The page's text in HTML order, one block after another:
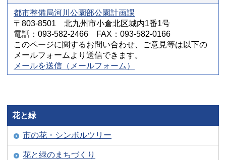
都市整備局河川公園部公園計画課
〒803-8501 北九州市小倉北区城内1番1号
電話：093-582-2466 FAX：093-582-0166
このページに関するお問い合わせ、ご意見等は以下の
メールフォームより送信できます。
メールを送信（メールフォーム）
花と緑
市の花・シンボルツリー
花と緑のまちづくり